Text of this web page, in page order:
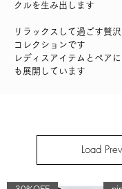
クルを生み出します
リラックスして過ごす贅
コレクションです
レディスアイテムとペア
も展開しています
Load